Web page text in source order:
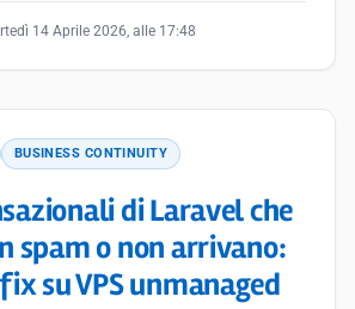
14 Aprile 2026, alle 17:48
BUSINESS CONTINUITY
di Laravel che
spam o non arrivano:
su VPS unmanaged